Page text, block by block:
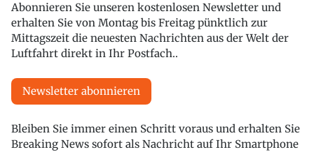
Abonnieren Sie unseren kostenlosen Newsletter und
erhalten Sie von Montag bis Freitag pünktlich zur
Mittagszeit die neuesten Nachrichten aus der Welt der
Luftfahrt direkt in Ihr Postfach..
Newsletter abonnieren
Bleiben Sie immer einen Schritt voraus und erhalten Sie
Breaking News sofort als Nachricht auf Ihr Smartphone